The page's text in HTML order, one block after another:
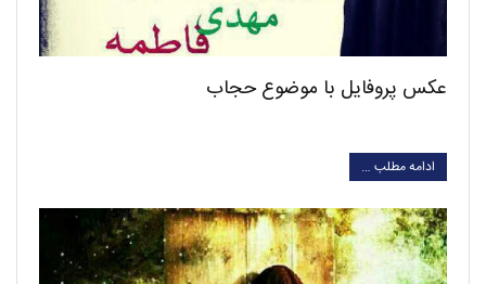
عکس پروفایل با موضوع حجاب
ادامه مطلب …